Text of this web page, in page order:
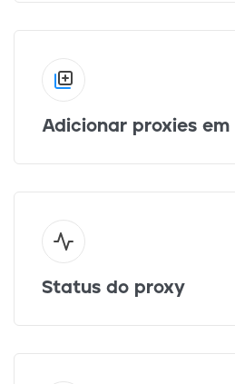
Adicionar proxies em
Status do proxy